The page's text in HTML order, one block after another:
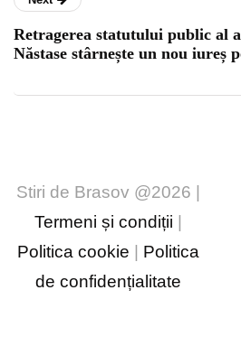
Retragerea statutului public al
Năstase stârnește un nou iureș
Stiri de Brasov @2026 |
Termeni și condiții
Politica cookie
Politica
de confidențialitate